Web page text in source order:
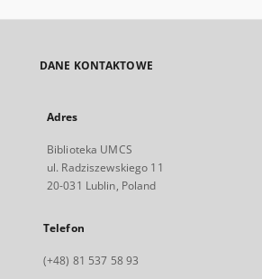
DANE KONTAKTOWE
Adres
Biblioteka UMCS
ul. Radziszewskiego 11
20-031 Lublin, Poland
Telefon
(+48) 81 537 58 93